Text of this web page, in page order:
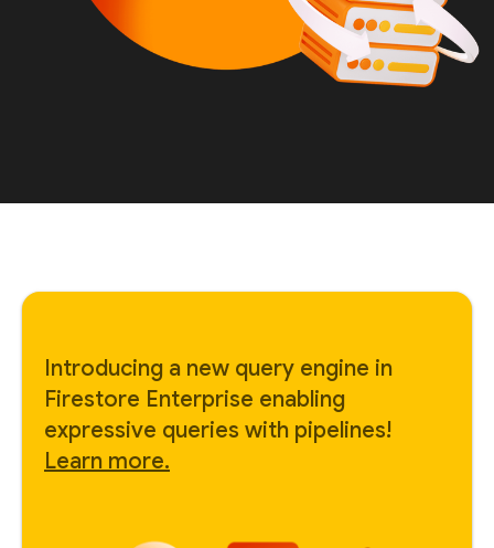
Introducing a new query engine in
Firestore Enterprise enabling
expressive queries with pipelines!
Learn more.